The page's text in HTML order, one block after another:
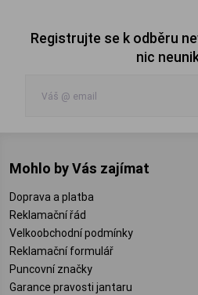
Registrujte se k odběru
nic
Mohlo by Vás zajímat
Doprava a platba
Reklamační řád
Velkoobchodní podmínky
Reklamační formulář
Puncovní značky
Garance pravosti jantaru